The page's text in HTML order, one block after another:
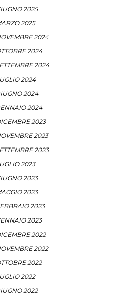
2025
2025
2024
2024
2024
2024
2024
2024
2023
2023
2023
2023
2023
2023
2023
2023
2022
2022
2022
2022
2022